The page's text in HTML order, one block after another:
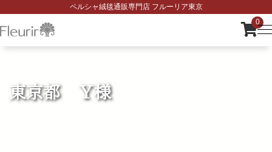
ペルシャ絨毯通販専門店 フルーリア東京
0
東京都 Ｙ様